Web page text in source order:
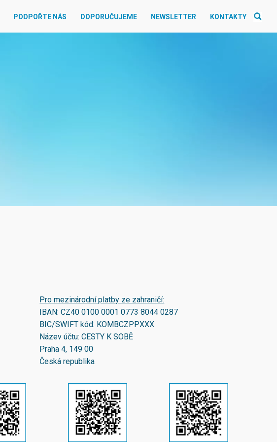
PODPOŘTE NÁS DOPORUČUJEME NEWSLETTER KONTAKTY
Pro mezinárodní platby ze zahraničí:
IBAN:CZ40 0100 0001 0773 8044 0287
BIC/SWIFT kód: KOMBCZPPXXX
Název účtu: CESTY K SOBĚ
Praha 4, 149 00
Česká republika